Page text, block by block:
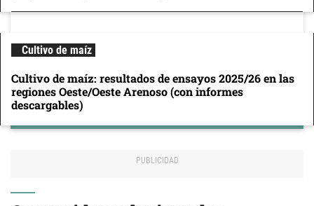
Cultivo de maíz
Cultivo de maíz: resultados de ensayos 2025/26 en las
regiones Oeste/Oeste Arenoso (con informes
descargables)